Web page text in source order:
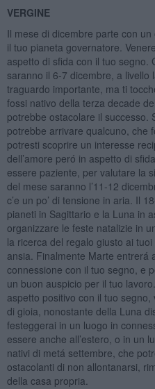
VERGINE
Il mese di dicembre parte con
il tuo pianeta governatore.
aspetto di sfida con il tuo segno.
saranno il 6-7 dicembre, a
traguardo importante, ma ti
fossi nativo della terza decade
potrebbe ostacolare il successo.
potrebbe arrivare qualcuno, che
potresti scoprire un interesse
dell’amore peró in aspetto di
essere paziente, per valutare la
del mese saranno l’11-12
c’e un po’ di tensione in aria. Il
pianeti in Sagittario e la Luna in
organizzare le feste natalizie in
la ricerca del regalo giusto ai
ansia. Finalmente Marte entrerá
connessione con il tuo segno, e
un buon auspicio per il tuo
aspetto positivo con il tuo
di gioia, nonostante della Luna
festeggerai in un luogo in
essere anche all’estero, o in un
nativi di metá settembre, che
ostacolanti di non allontanarsi,
della casa propria.